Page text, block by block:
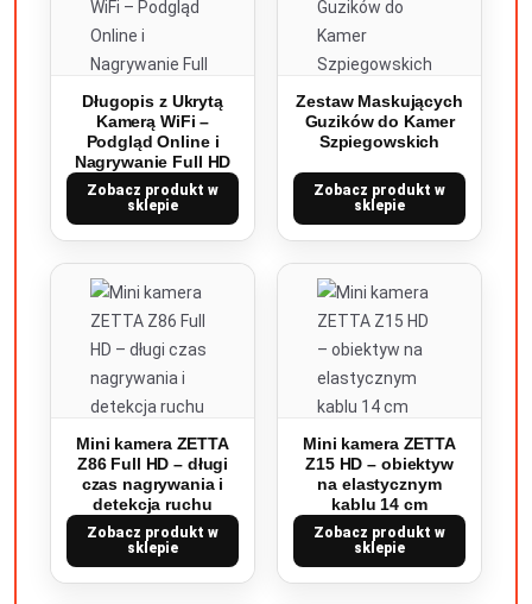
Długopis z Ukrytą
Kamerą WiFi –
Podgląd Online i
Nagrywanie Full HD
Zobacz produkt w
sklepie
Zestaw Maskujących
Guzików do Kamer
Szpiegowskich
Zobacz produkt w
sklepie
Mini kamera ZETTA
Z86 Full HD – długi
czas nagrywania i
detekcja ruchu
Zobacz produkt w
sklepie
Mini kamera ZETTA
Z15 HD – obiektyw
na elastycznym
kablu 14 cm
Zobacz produkt w
sklepie